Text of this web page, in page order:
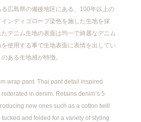
広島県の備後地区にある、100年以上の
ンディゴロープ染色を施した生地を採
デニム生地の表面は均一で綺麗なデニム
使用する事で生地表面に表情を出してい
ある生地感が特徴。
wrap pant. Thai pant detail inspired
in denim. Retains denim’s 5
new ones such as a cotton twill
and folded for a variety of styling